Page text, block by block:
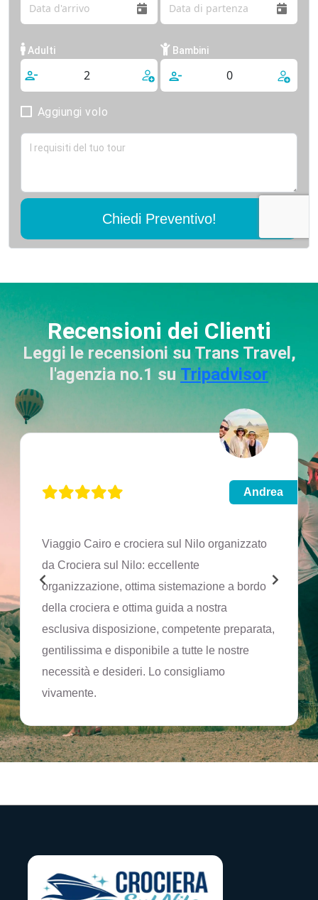
Adulti Bambini
Aggiungi volo
Chiedi Preventivo!
Recensioni dei Clienti
Leggi le recensioni su Trans Travel,
l'agenzia no.1 suTripadvisor
Andrea
Viaggio Cairo e crociera sul Nilo organizzato
da Crociera sul Nilo: eccellente
organizzazione, ottima sistemazione a bordo
della crociera e ottima guida a nostra
esclusiva disposizione, competente preparata,
gentilissima e disponibile a tutte le nostre
necessità e desideri. Lo consigliamo
vivamente.